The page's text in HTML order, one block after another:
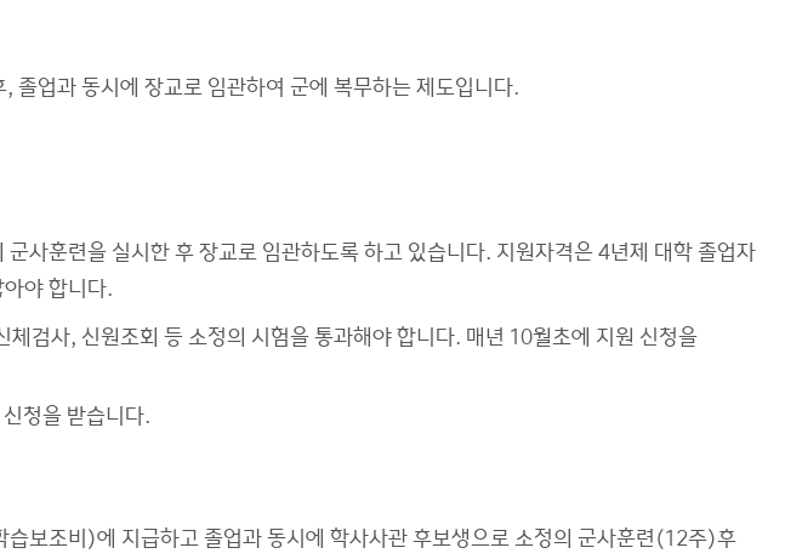
업과 동시에 장교로 임관하여 군에 복무하는 제도입니다.
사훈련을 실시한 후 장교로 임관하도록 하고 있습니다. 지원자격은 4년제 대학 졸업자
야 합니다.
검사, 신원조회 등 소정의 시험을 통과해야 합니다. 매년 10월초에 지원 신청을
청을 받습니다.
보조비)에 지급하고 졸업과 동시에 학사사관 후보생으로 소정의 군사훈련(12주)후